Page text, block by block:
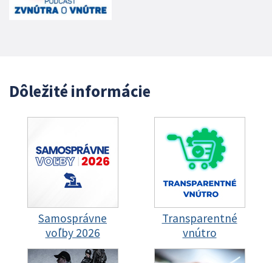
Dôležité informácie
Samosprávne
voľby 2026
Transparentné
vnútro